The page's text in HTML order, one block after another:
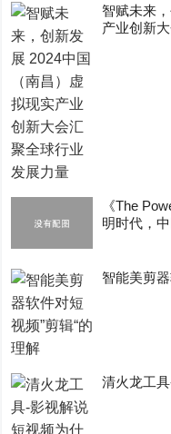
智赋未来
产业创新
《The
明时代，
智能美剪
清火龙工